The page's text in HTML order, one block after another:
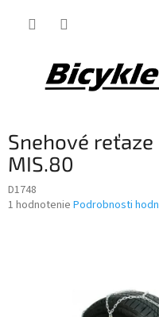
Snehové reťaze
MIS.80
D1748
Priemerné
1 hodnotenie Podrobnosti